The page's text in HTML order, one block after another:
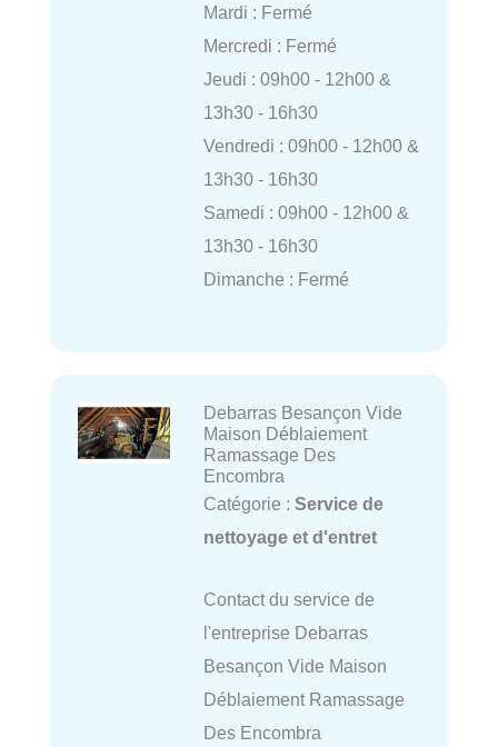
Mardi : Fermé
Mercredi : Fermé
Jeudi : 09h00 - 12h00 &
13h30 - 16h30
Vendredi : 09h00 - 12h00 &
13h30 - 16h30
Samedi : 09h00 - 12h00 &
13h30 - 16h30
Dimanche : Fermé
Debarras Besançon Vide
Maison Déblaiement
Ramassage Des
Encombra
Catégorie : Service de
nettoyage et d'entret
Contact du service de
l'entreprise Debarras
Besançon Vide Maison
Déblaiement Ramassage
Des Encombra